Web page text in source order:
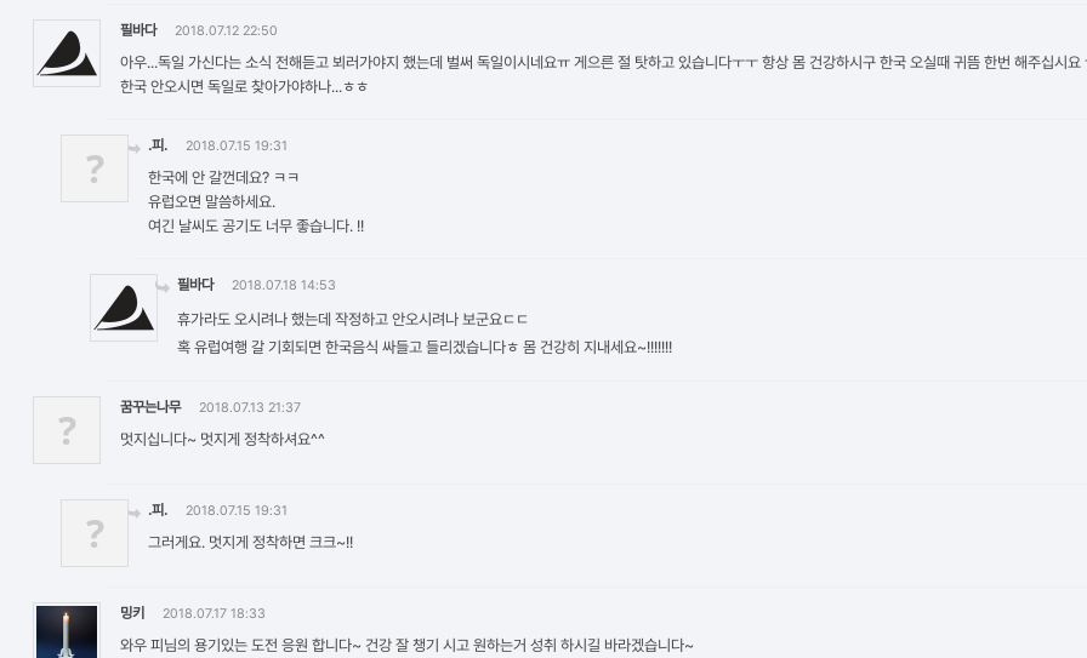
필바다 2018.07.12 22:50
아우...독일 가신다는 소식 전해듣고 뵈러가야지 했는데 벌써 독일이시네요ㅠ 게으른 절 탓하고 있습니다ㅜㅜ 항상 몸 건강하시구 한국 오실때 귀뜸 한번 해주십시
한국 안오시면 독일로 찾아가야하나...ㅎㅎ
? .피. 2018.07.15 19:31
한국에 안 갈껀데요? ㅋㅋ
유럽오면 말씀하세요.
여긴 날씨도 공기도 너무 좋습니다. !!
필바다 2018.07.18 14:53
휴가라도 오시려나 했는데 작정하고 안오시려나 보군요ㄷㄷ
혹 유럽여행 갈 기회되면 한국음식 싸들고 들리겠습니다ㅎ 몸 건강히 지내세요~!!!!!!!
? 꿈꾸는나무 2018.07.13 21:37
멋지십니다~ 멋지게 정착하셔요^^
? .피. 2018.07.15 19:31
그러게요. 멋지게 정착하면 크크~!!
밍키 2018.07.17 18:33
와우 피님의 용기있는 도전 응원 합니다~ 건강 잘 챙기 시고 원하는거 성취 하시길 바라겠습니다~